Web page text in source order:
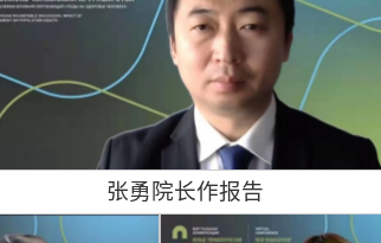
张勇院长作报告